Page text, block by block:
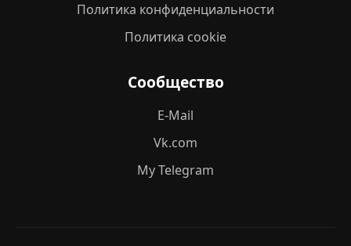
Политика конфиденциальности
Политика cookie
Сообщество
E-Mail
Vk.com
My Telegram